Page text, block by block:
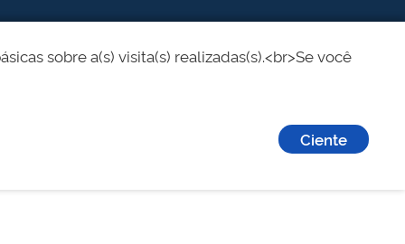
sobre a(s) visita(s) realizadas(s).<br>Se você
Ciente